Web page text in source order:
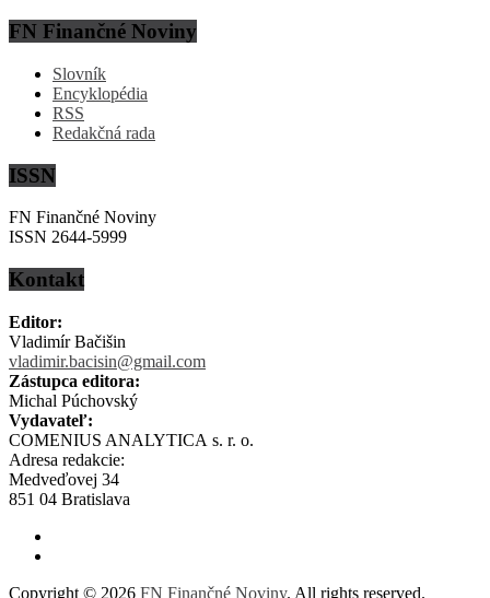
FN Finančné Noviny
Slovník
Encyklopédia
RSS
Redakčná rada
ISSN
FN Finančné Noviny
ISSN 2644-5999
Kontakt
Editor:
Vladimír Bačišin
vladimir.bacisin@gmail.com
Zástupca editora:
Michal Púchovský
Vydavateľ:
COMENIUS ANALYTICA s. r. o.
Adresa redakcie:
Medveďovej 34
851 04 Bratislava
Copyright © 2026 FN Finančné Noviny. All rights reserved.